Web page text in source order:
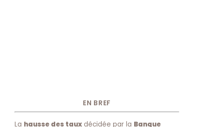
EN BREF
La hausse des taux décidée par la Banque